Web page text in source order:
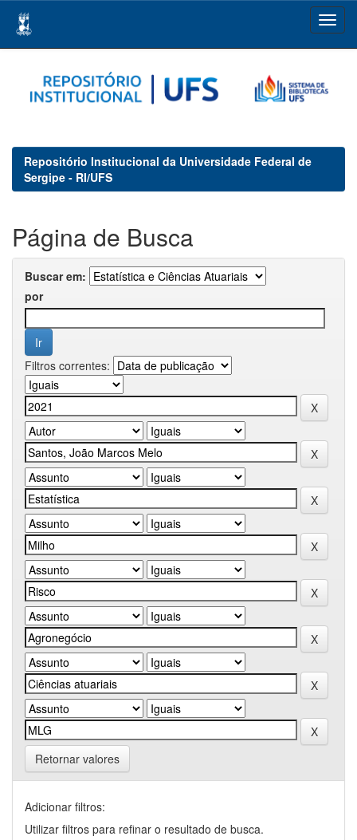
navigation
Repositório Institucional da Universidade Federal de
Sergipe - RI/UFS
Página de Busca
Buscar em:
por
Filtros correntes:
Retornar valores
Adicionar filtros:
Utilizar filtros para refinar o resultado de busca.